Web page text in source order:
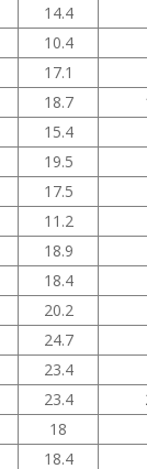
14.4
10.4
17.1
18.7
15.4
19.5
17.5
11.2
18.9
18.4
20.2
24.7
23.4
23.4
18
18.4